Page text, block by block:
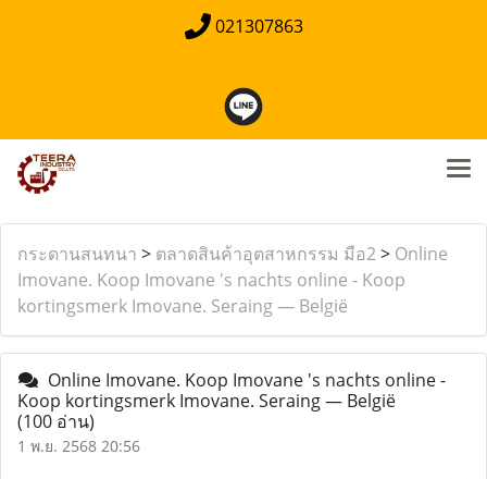
021307863
กระดานสนทนา > ตลาดสินค้าอุตสาหกรรม มือ2> Online
Imovane. Koop Imovane 's nachts online - Koop
kortingsmerk Imovane. Seraing — België
Online Imovane. Koop Imovane 's nachts online -
Koop kortingsmerk Imovane. Seraing — België
(100 อ่าน)
1 พ.ย. 2568 20:56